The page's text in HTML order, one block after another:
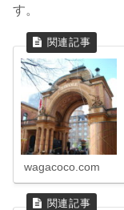
す。
wagacoco.com